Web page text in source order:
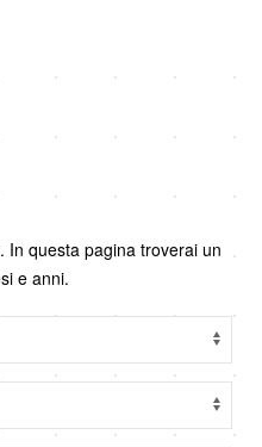
In questa pagina troverai un
e anni.